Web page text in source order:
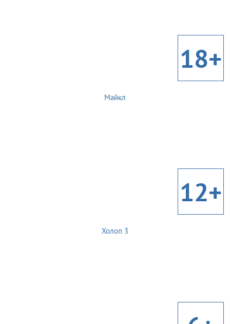
18+
Майкл
12+
Холоп 3